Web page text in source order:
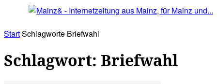
StartSchlagworte Briefwahl
Schlagwort: Briefwahl